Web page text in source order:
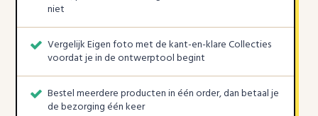
niet
Vergelijk Eigen foto met de kant-en-klare Collecties
voordat je in de ontwerptool begint
Bestel meerdere producten in één order, dan betaal je
de bezorging één keer